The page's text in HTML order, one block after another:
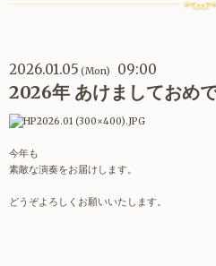
2026.01.05 (Mon) 09:00
2026年 あけましておめ
今年も
素敵な演奏をお届けします。
どうぞよろしくお願いいたします。